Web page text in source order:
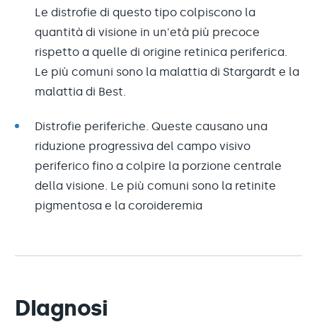
Le distrofie di questo tipo colpiscono la
quantità di visione in un'età più precoce
rispetto a quelle di origine retinica periferica.
Le più comuni sono la malattia di Stargardt e la
malattia di Best.
Distrofie periferiche. Queste causano una
riduzione progressiva del campo visivo
periferico fino a colpire la porzione centrale
della visione. Le più comuni sono la retinite
pigmentosa e la coroideremia
DIagnosi